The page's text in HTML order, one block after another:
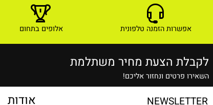
הזמנה טלפונית אלופים בתחום
הצעת מחיר משתלמת